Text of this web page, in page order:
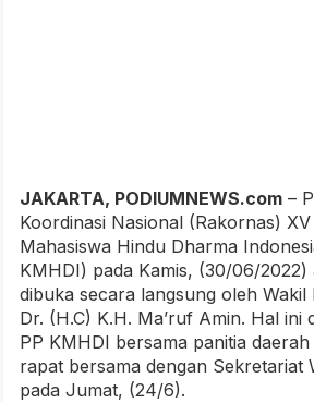
JAKARTA, PODIUMNEWS.com –
Koordinasi Nasional (Rakornas)
Mahasiswa Hindu Dharma
KMHDI) pada Kamis, (30/06/2022)
dibuka secara langsung oleh Wakil
Dr. (H.C) K.H. Ma’ruf Amin. Hal ini
PP KMHDI bersama panitia
rapat bersama dengan Sekretariat
pada Jumat, (24/6).